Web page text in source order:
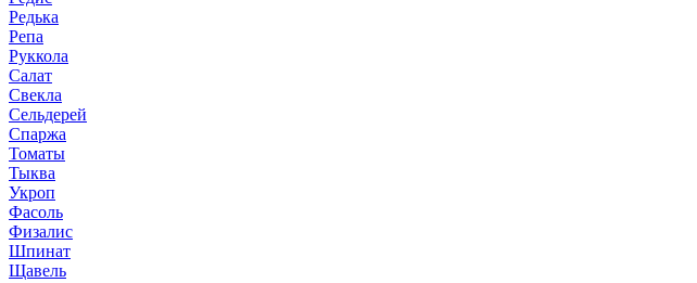
Редька
Репа
Руккола
Салат
Свекла
Сельдерей
Спаржа
Томаты
Тыква
Укроп
Фасоль
Физалис
Шпинат
Щавель